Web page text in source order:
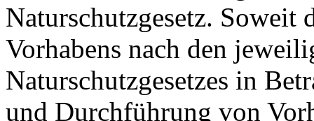
Naturschutzgesetz.
Vorhabens nach den
Naturschutzgesetzes in
und Durchführung von